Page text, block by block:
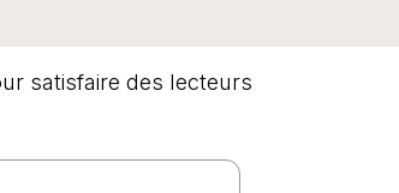
satisfaire des lecteurs